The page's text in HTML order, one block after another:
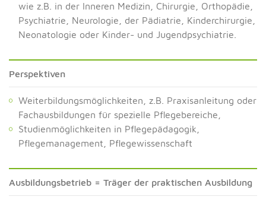
wie z.B. in der Inneren Medizin, Chirurgie, Orthopädie,
Psychiatrie, Neurologie, der Pädiatrie, Kinderchirurgie,
Neonatologie oder Kinder- und Jugendpsychiatrie.
Perspektiven
Weiterbildungsmöglichkeiten, z.B. Praxisanleitung oder
Fachausbildungen für spezielle Pflegebereiche,
Studienmöglichkeiten in Pflegepädagogik,
Pflegemanagement, Pflegewissenschaft
Ausbildungsbetrieb = Träger der praktischen Ausbildung